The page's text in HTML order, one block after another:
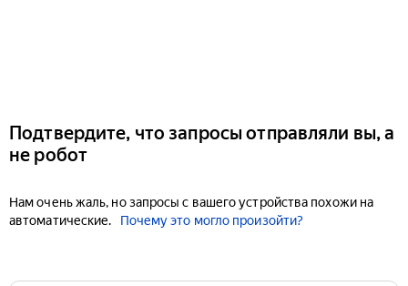
Подтвердите, что запросы отправляли вы, а
не робот
Нам очень жаль, но запросы с вашего устройства похожи на
автоматические.
Почему это могло произойти?